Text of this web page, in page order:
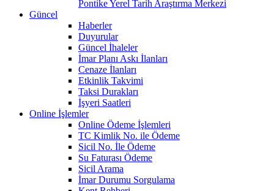
Pontike Yerel Tarih Araştırma Merkezi
Güncel
Haberler
Duyurular
Güncel İhaleler
İmar Planı Askı İlanları
Cenaze İlanları
Etkinlik Takvimi
Taksi Durakları
İşyeri Saatleri
Online İşlemler
Online Ödeme İşlemleri
TC Kimlik No. ile Ödeme
Sicil No. İle Ödeme
Su Faturası Ödeme
Sicil Arama
İmar Durumu Sorgulama